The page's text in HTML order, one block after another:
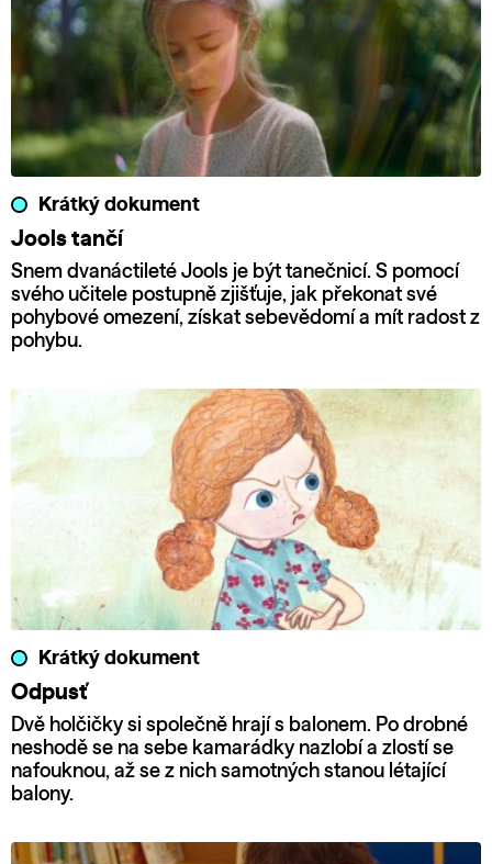
Krátký dokument
Jools tančí
Snem dvanáctileté Jools je být tanečnicí. S pomocí
svého učitele postupně zjišťuje, jak překonat své
pohybové omezení, získat sebevědomí a mít radost z
pohybu.
Krátký dokument
Odpusť
Dvě holčičky si společně hrají s balonem. Po drobné
neshodě se na sebe kamarádky nazlobí a zlostí se
nafouknou, až se z nich samotných stanou létající
balony.